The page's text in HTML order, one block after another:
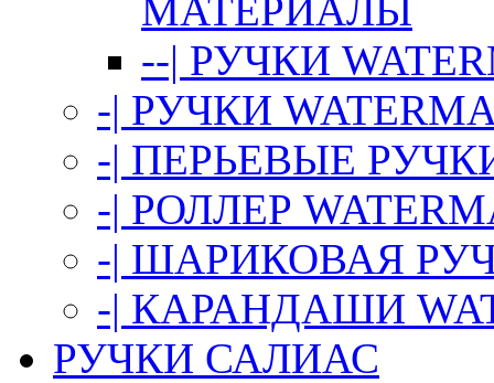
МАТЕРИАЛЫ
--| РУЧКИ
-| РУЧКИ
-| ПЕРЬЕВЫЕ
-| РОЛЛЕР
-| ШАРИКОВАЯ
-| КАРАНДАШИ
РУЧКИ САЛИАС